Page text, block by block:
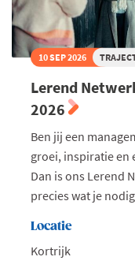
10 SEP 2026
Lerend
2026
Ben jij een
groei, inspiratie en
Dan is ons Lerend
precies wat je
Locatie
Kortrijk